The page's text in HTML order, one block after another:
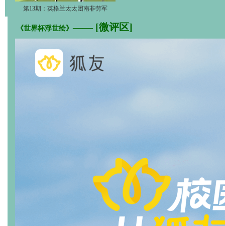
第13期：英格兰太太团南非劳军
《世界杯浮世绘》—— [微评区]